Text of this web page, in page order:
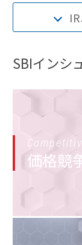
SBIインシ
価格競